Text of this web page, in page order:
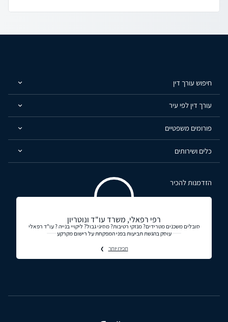
חיפוש עורך דין
עורך דין לפי עיר
פורומים משפטיים
כלים ושירותים
הזדמנות להכיר
רפי רפאלי, משרד עו"ד ונוטריון
סובלים משכנים מטרידים? מנזקי רטיבות? מסיגי גבול? ליקויי בנייה ? עו"ד רפאלי
עוסק בהגשת תביעות בפני המפקחת על רישום מקרקע
תכירו יותר